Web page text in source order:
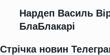
Нардеп Василь
БлаБлакарі
Стрічка новин